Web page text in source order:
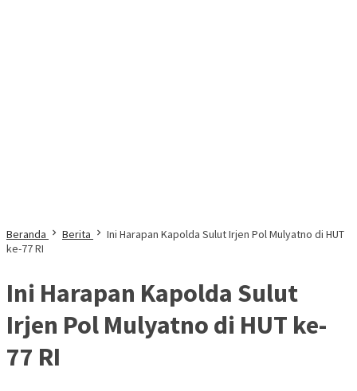
Beranda Berita
Ini Harapan Kapolda Sulut Irjen Pol Mulyatno di HUT
ke-77 RI
Ini Harapan Kapolda Sulut
Irjen Pol Mulyatno di HUT ke-
77 RI